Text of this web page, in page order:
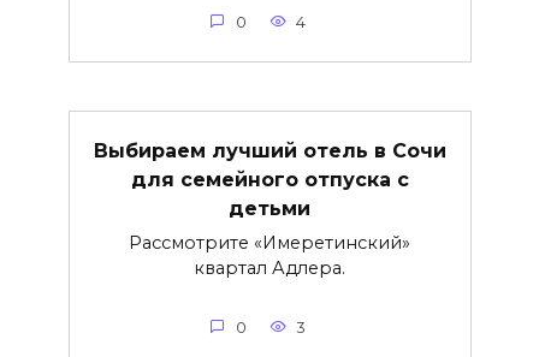
0 4
Выбираем лучший отель в Сочи
для семейного отпуска с
детьми
Рассмотрите «Имеретинский»
квартал Адлера.
0 3